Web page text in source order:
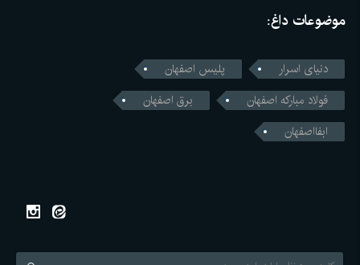
موضوعات داغ:
دنیای اسرار
پلیس اصفهان
فولاد مبارکه اصفهان
برق اصفهان
ابفااصفهان